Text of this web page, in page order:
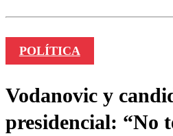
POLÍTICA
Vodanovic y
presidencial: “No